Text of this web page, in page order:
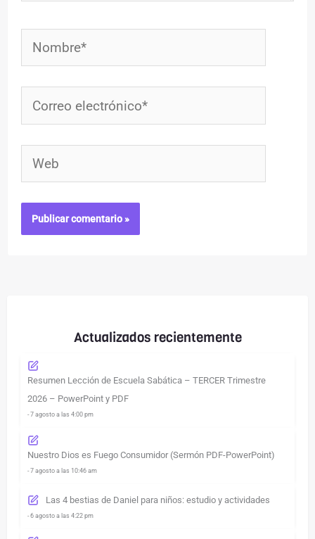
Actualizados recientemente
Resumen Lección de Escuela Sabática – TERCER Trimestre
2026 – PowerPoint y PDF
- 7 agosto a las 4:00 pm
Nuestro Dios es Fuego Consumidor (Sermón PDF-PowerPoint)
- 7 agosto a las 10:46 am
Las 4 bestias de Daniel para niños: estudio y actividades
- 6 agosto a las 4:22 pm
Nombre*
Correo
electrónico*
Web